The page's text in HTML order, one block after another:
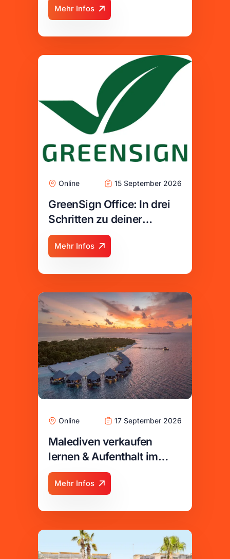
Hideaways
Mehr Infos
Online 15 September 2026
GreenSign Office: In drei
Schritten zu deiner
Zertifizierung
Mehr Infos
Online 17 September 2026
Malediven verkaufen
lernen & Aufenthalt im
Adaaran Resort gewinnen!
Mehr Infos